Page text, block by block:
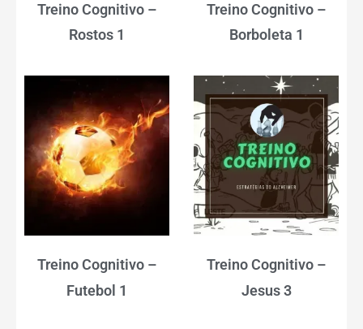
Treino Cognitivo –
Rostos 1
Treino Cognitivo –
Borboleta 1
Treino Cognitivo –
Futebol 1
Treino Cognitivo –
Jesus 3